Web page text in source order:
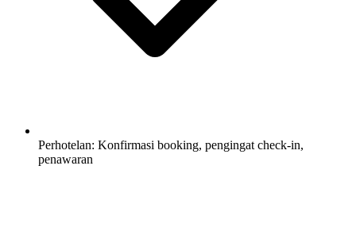
Perhotelan: Konfirmasi booking, pengingat check-in,
penawaran